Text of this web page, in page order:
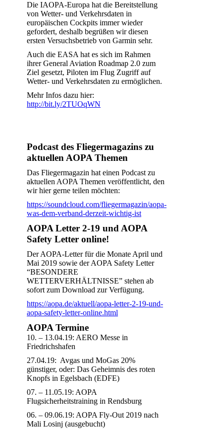
Die IAOPA-Europa hat die Bereitstellung
von Wetter- und Verkehrsdaten in
europäischen Cockpits immer wieder
gefordert, deshalb begrüßen wir diesen
ersten Versuchsbetrieb von Garmin sehr.
Auch die EASA hat es sich im Rahmen
ihrer General Aviation Roadmap 2.0 zum
Ziel gesetzt, Piloten im Flug Zugriff auf
Wetter- und Verkehrsdaten zu ermöglichen.
Mehr Infos dazu hier:
http://bit.ly/2TUOqWN
Podcast des Fliegermagazins zu
aktuellen AOPA Themen
Das Fliegermagazin hat einen Podcast zu
aktuellen AOPA Themen veröffentlicht, den
wir hier gerne teilen möchten:
https://soundcloud.com/fliegermagazin/aopa-
was-dem-verband-derzeit-wichtig-ist
AOPA Letter 2-19 und AOPA
Safety Letter online!
Der AOPA-Letter für die Monate April und
Mai 2019 sowie der AOPA Safety Letter
“BESONDERE
WETTERVERHÄLTNISSE” stehen ab
sofort zum Download zur Verfügung.
https://aopa.de/aktuell/aopa-letter-2-19-und-
aopa-safety-letter-online.html
AOPA Termine
10. – 13.04.19: AERO Messe in
Friedrichshafen
27.04.19: Avgas und MoGas 20%
günstiger, oder: Das Geheimnis des roten
Knopfs in Egelsbach (EDFE)
07. – 11.05.19: AOPA
Flugsicherheitstraining in Rendsburg
06. – 09.06.19: AOPA Fly-Out 2019 nach
Mali Losinj (ausgebucht)